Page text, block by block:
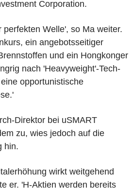
Corporation.
perfekten Welle', so Ma weiter.
ein angebotsseitiger
und ein Hongkonger
nach 'Heavyweight'-Tech-
opportunistische
Direktor bei uSMART
zu, wies jedoch auf die
hin.
wirkt weitgehend
er. 'H-Aktien werden bereits